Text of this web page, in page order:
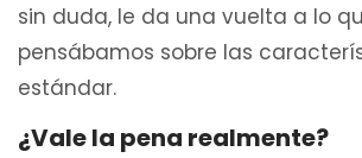
sin duda, le da una vuelta a lo
pensábamos sobre las
estándar.
¿Vale la pena realmente?